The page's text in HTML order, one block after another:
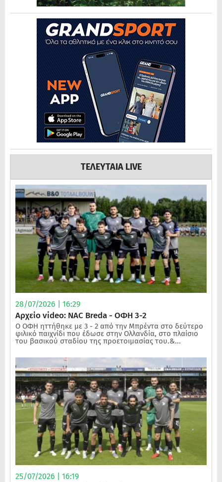
ΤΕΛΕΥΤΑΙΑ LIVE
28/07/2026 | 16:29
Αρχείο video: NAC Breda - ΟΦΗ 3-2
Ο ΟΦΗ ηττήθηκε με 3 - 2 από την Μπρέντα στο δεύτερο
φιλικό παιχνίδι που έδωσε στην Ολλανδία, στο πλαίσιο
του βασικού σταδίου της προετοιμασίας του.&...
25/07/2026 | 16:19